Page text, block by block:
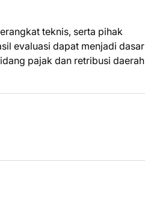
teknis, serta pihak
evaluasi dapat menjadi dasar
pajak dan retribusi daerah